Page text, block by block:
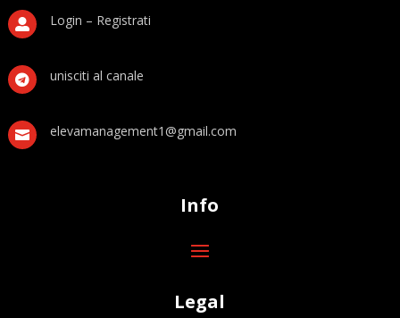
 Login – Registrati
 unisciti al canale
 elevamanagement1@gmail.com
Info
Legal